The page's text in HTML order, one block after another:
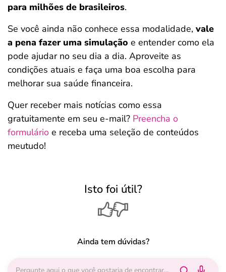
para milhões de brasileiros.
Se você ainda não conhece essa modalidade, vale
a pena fazer uma simulação e entender como ela
pode ajudar no seu dia a dia. Aproveite as
condições atuais e faça uma boa escolha para
melhorar sua saúde financeira.
Quer receber mais notícias como essa
gratuitamente em seu e-mail? Preencha o
formulário e receba uma seleção de conteúdos
meutudo!
Isto foi útil?
Ainda tem dúvidas?